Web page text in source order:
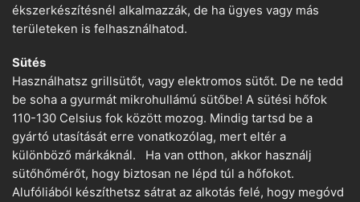
ékszerkészítésnél alkalmazzák, de ha ügyes vagy más
területeken is felhasználhatod.
Sütés
Használhatsz grillsütőt, vagy elektromos sütőt. De ne tedd
be soha a gyurmát mikrohullámú sütőbe! A sütési hőfok
110-130 Celsius fok között mozog. Mindig tartsd be a
gyártó utasítását erre vonatkozólag, mert eltér a
különböző márkáknál. Ha van otthon, akkor használj
sütőhőmérőt, hogy biztosan ne lépd túl a hőfokot.
Alufóliából készíthetsz sátrat az alkotás felé, hogy megóvd